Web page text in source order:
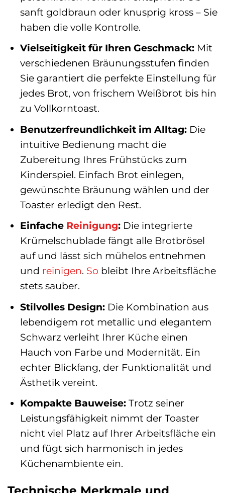
sanft goldbraun oder knusprig kross – Sie
haben die volle Kontrolle.
Vielseitigkeit für Ihren Geschmack:Mit
verschiedenen Bräunungsstufen finden
Sie garantiert die perfekte Einstellung für
jedes Brot, von frischem Weißbrot bis hin
zu Vollkorntoast.
Benutzerfreundlichkeit im Alltag:Die
intuitive Bedienung macht die
Zubereitung Ihres Frühstücks zum
Kinderspiel. Einfach Brot einlegen,
gewünschte Bräunung wählen und der
Toaster erledigt den Rest.
Einfache Reinigung:Die integrierte
Krümelschublade fängt alle Brotbrösel
auf und lässt sich mühelos entnehmen
und reinigen. So bleibt Ihre Arbeitsfläche
stets sauber.
Stilvolles Design:Die Kombination aus
lebendigem rot metallic und elegantem
Schwarz verleiht Ihrer Küche einen
Hauch von Farbe und Modernität. Ein
echter Blickfang, der Funktionalität und
Ästhetik vereint.
Kompakte Bauweise:Trotz seiner
Leistungsfähigkeit nimmt der Toaster
nicht viel Platz auf Ihrer Arbeitsfläche ein
und fügt sich harmonisch in jedes
Küchenambiente ein.